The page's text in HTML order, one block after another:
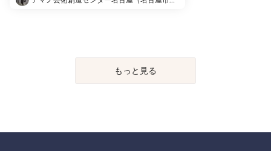
もっと見る